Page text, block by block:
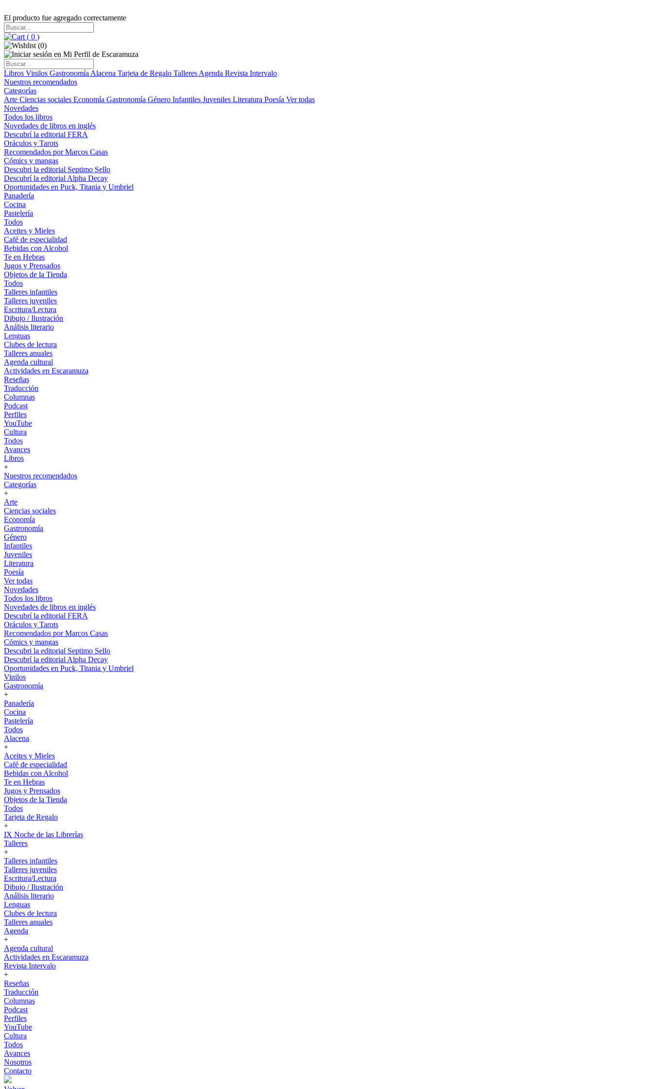
El producto fue agregado correctamente
( 0 )
(0)
Libros Vinilos Gastronomía Alacena Tarjeta de Regalo Talleres Agenda Revista Intervalo
Nuestros recomendados
Categorías
Arte Ciencias sociales Economía Gastronomía Género Infantiles Juveniles Literatura Poesía Ver todas
Novedades
Todos los libros
Novedades de libros en inglés
Descubrí la editorial FERA
Oráculos y Tarots
Recomendados por Marcos Casas
Cómics y mangas
Descubri la editorial Septimo Sello
Descubrí la editorial Alpha Decay
Oportunidades en Puck, Titania y Umbriel
Panadería
Cocina
Pastelería
Todos
Aceites y Mieles
Café de especialidad
Bebidas con Alcohol
Te en Hebras
Jugos y Prensados
Objetos de la Tienda
Todos
Talleres infantiles
Talleres juveniles
Escritura/Lectura
Dibujo / Ilustración
Análisis literario
Lenguas
Clubes de lectura
Talleres anuales
Agenda cultural
Actividades en Escaramuza
Reseñas
Traducción
Columnas
Podcast
Perfiles
YouTube
Cultura
Todos
Avances
Libros
+
Nuestros recomendados
Categorías
+
Arte
Ciencias sociales
Economía
Gastronomía
Género
Infantiles
Juveniles
Literatura
Poesía
Ver todas
Novedades
Todos los libros
Novedades de libros en inglés
Descubrí la editorial FERA
Oráculos y Tarots
Recomendados por Marcos Casas
Cómics y mangas
Descubri la editorial Septimo Sello
Descubrí la editorial Alpha Decay
Oportunidades en Puck, Titania y Umbriel
Vinilos
Gastronomía
+
Panadería
Cocina
Pastelería
Todos
Alacena
+
Aceites y Mieles
Café de especialidad
Bebidas con Alcohol
Te en Hebras
Jugos y Prensados
Objetos de la Tienda
Todos
Tarjeta de Regalo
+
IX Noche de las Librerías
Talleres
+
Talleres infantiles
Talleres juveniles
Escritura/Lectura
Dibujo / Ilustración
Análisis literario
Lenguas
Clubes de lectura
Talleres anuales
Agenda
+
Agenda cultural
Actividades en Escaramuza
Revista Intervalo
+
Reseñas
Traducción
Columnas
Podcast
Perfiles
YouTube
Cultura
Todos
Avances
Nosotros
Contacto